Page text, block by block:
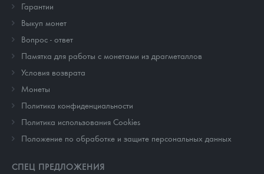
Гарантии
Выкуп монет
Вопрос - ответ
Памятка для работы с монетами из драгметаллов
Условия возврата
Монеты
Политика конфиденциальности
Политика использования Cookies
Положение по обработке и защите персональных данных
СПЕЦ ПРЕДЛОЖЕНИЯ